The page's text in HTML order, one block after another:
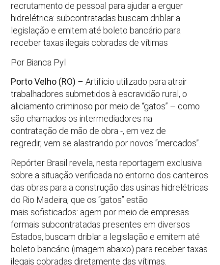
recrutamento de pessoal para ajudar a erguer
hidrelétrica: subcontratadas buscam driblar a
legislação e emitem até boleto bancário para
receber taxas ilegais cobradas de vítimas
Por Bianca Pyl
Porto Velho (RO) – Artifício utilizado para atrair
trabalhadores submetidos à escravidão rural, o
aliciamento criminoso por meio de “gatos” – como
são chamados os intermediadores na
contratação de mão de obra -, em vez de
regredir, vem se alastrando por novos “mercados”.
Repórter Brasil revela, nesta reportagem exclusiva
sobre a situação verificada no entorno dos canteiros
das obras para a construção das usinas hidrelétricas
do Rio Madeira, que os “gatos” estão
mais sofisticados: agem por meio de empresas
formais subcontratadas presentes em diversos
Estados, buscam driblar a legislação e emitem até
boleto bancário (imagem abaixo) para receber taxas
ilegais cobradas diretamente das vítimas.